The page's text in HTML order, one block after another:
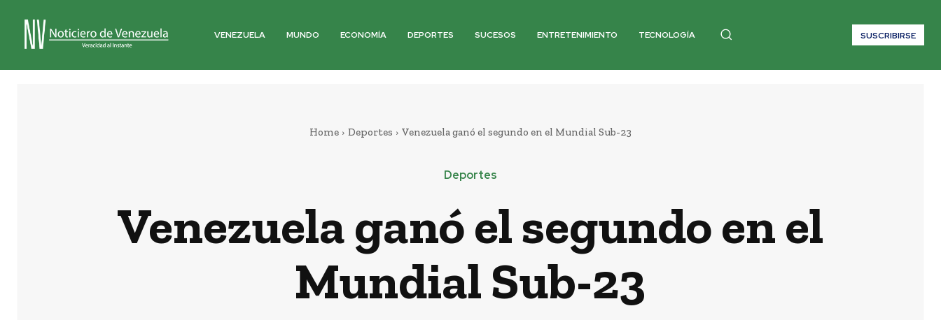
VENEZUELA MUNDO ECONOMÍA DEPORTES SUCESOS ENTRETENIMIENTO TECNOLOGÍA SUSCRIBIRSE
Home Deportes Venezuela ganó el segundo en el Mundial Sub-23
Deportes
Venezuela ganó el segundo en el
Mundial Sub-23